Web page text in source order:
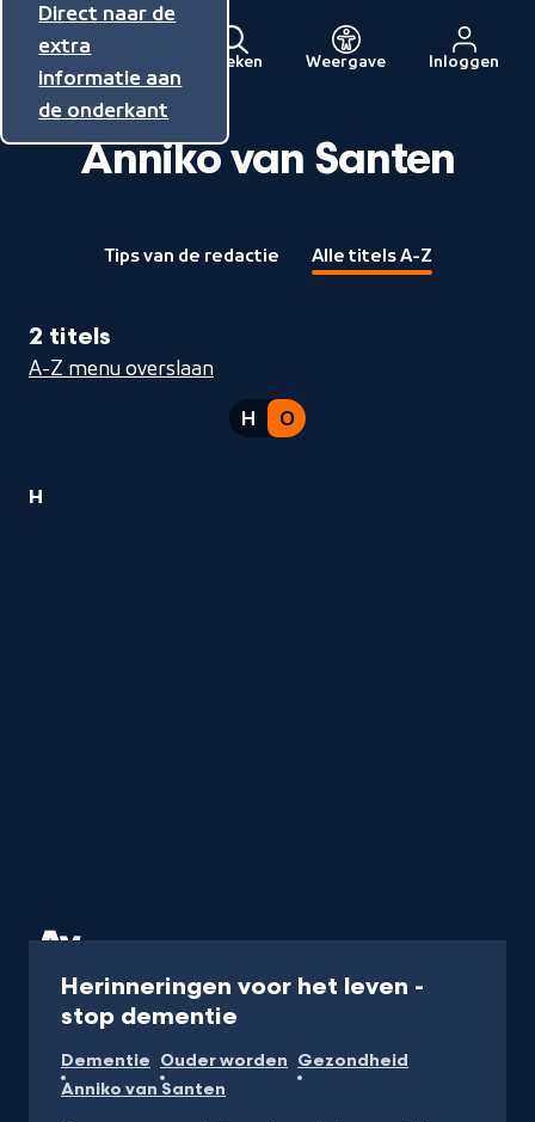
Direct naar de
inhoud
Direct naar de
hoofdnavigatie
Direct naar de
extra
informatie aan
de onderkant
Menu
Naar
de
beginpagina
van
Zoeken Weergave Inloggen
Anniko van Santen
Tips van de redactie Alle titels A-Z
2 titels
A-Z menu overslaan
H O
1
H
Herinneringen voor het leven -
stop dementie
Dementie Ouder worden Gezondheid
Anniko van Santen